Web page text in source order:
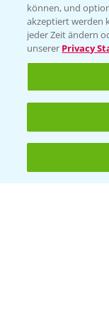
können, und
akzeptiert werden
jeder Zeit ändern
unserer Privacy